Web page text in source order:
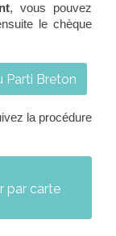
, vous pouvez
le chèque
Parti Breton
la procédure
par carte